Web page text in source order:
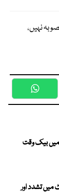
نہیں،
بھر میں بیک وقت
تشدد اور